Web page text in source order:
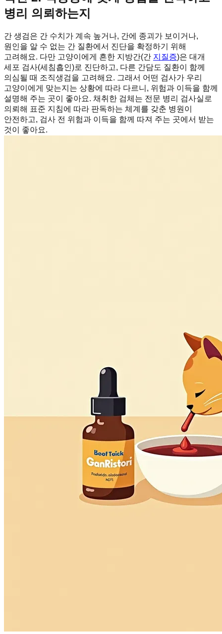
병리 의뢰하는지
간 생검은 간 수치가 계속 높거나, 간에 종괴가 보이거나,
원인을 알 수 없는 간 질환에서 진단을 확정하기 위해
고려해요. 다만 고양이에게 흔한 지방간(간 지질증)은 대개
세포 검사(세침흡인)로 진단하고, 다른 간담도 질환이 함께
의심될 때 조직생검을 고려해요. 그래서 어떤 검사가 우리
고양이에게 맞는지는 상황에 따라 다르니, 위험과 이득을 함께
설명해 주는 곳이 좋아요. 채취한 검체는 전문 병리 검사실로
의뢰해 표준 지침에 따라 판독하는 체계를 갖춘 병원이
안전하고, 검사 전 위험과 이득을 함께 따져 주는 곳에서 받는
것이 좋아요.